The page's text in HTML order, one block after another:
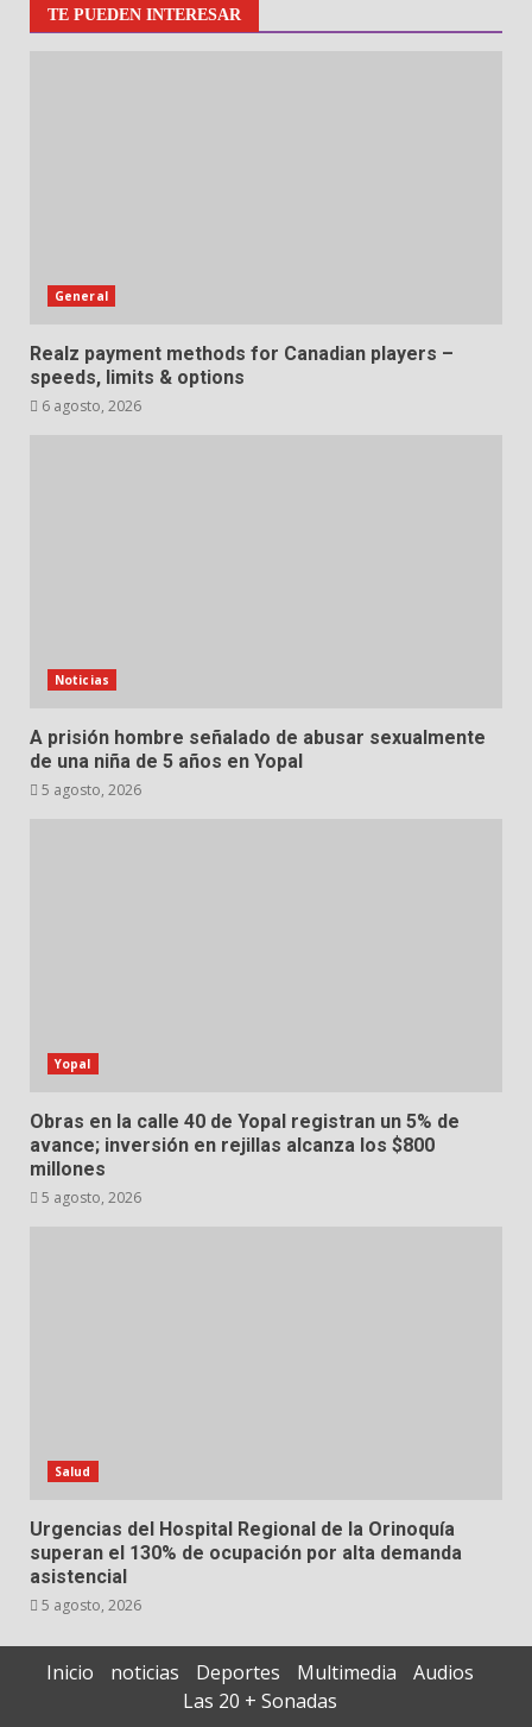
TE PUEDEN INTERESAR
General
Realz payment methods for Canadian players –
speeds, limits & options
6 agosto, 2026
Noticias
A prisión hombre señalado de abusar sexualmente
de una niña de 5 años en Yopal
5 agosto, 2026
Yopal
Obras en la calle 40 de Yopal registran un 5% de
avance; inversión en rejillas alcanza los $800
millones
5 agosto, 2026
Salud
Urgencias del Hospital Regional de la Orinoquía
superan el 130% de ocupación por alta demanda
asistencial
5 agosto, 2026
Inicio noticias Deportes Multimedia
Audios
Las 20 + Sonadas